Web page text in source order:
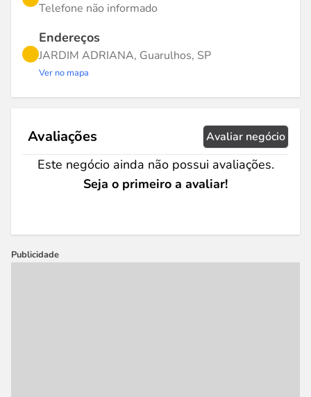
Telefone não informado
Endereços
JARDIM ADRIANA, Guarulhos, SP
Ver no mapa
Avaliações Avaliar negócio
Este negócio ainda não possui avaliações.
Seja o primeiro a avaliar!
Publicidade